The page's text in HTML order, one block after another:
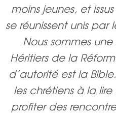
moins jeunes, et
se réunissent unis par
Nous sommes
Héritiers de la
d’autorité est la
les chrétiens à la
profiter des